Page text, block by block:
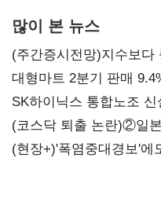
많이 본 뉴스
(주간증시전망)지수보
대형마트 2분기 판매
SK하이닉스 통합노조
불만 확산
(코스닥 퇴출 논란)②일
당장 퇴출?…시간만으론
(현장+)'폭염중대경보'에